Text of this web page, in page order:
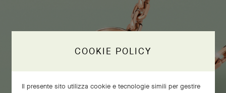
COOKIE POLICY
Il presente sito utilizza cookie e tecnologie simili per gestire